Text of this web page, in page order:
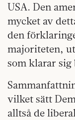
USA. Den
mycket av
den
majoriteten,
som klarar sig
vilket sätt
alltså de